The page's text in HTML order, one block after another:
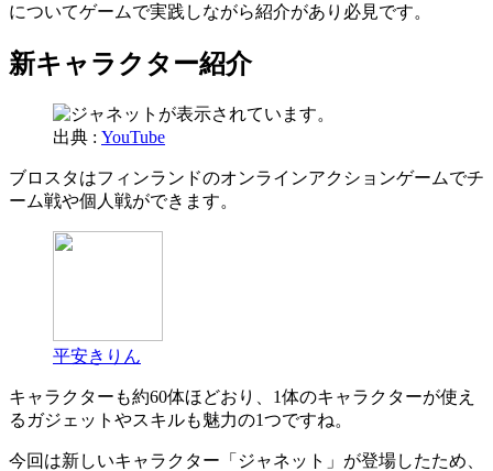
についてゲームで実践しながら紹介があり必見です。
新キャラクター紹介
出典 : YouTube
ブロスタはフィンランドのオンラインアクションゲームでチ
ーム戦や個人戦ができます。
平安きりん
キャラクターも約60体ほどおり、1体のキャラクターが使え
るガジェットやスキルも魅力の1つですね。
今回は新しいキャラクター「ジャネット」が登場したため、